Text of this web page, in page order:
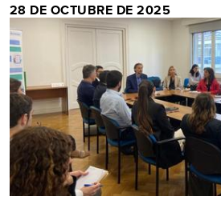
28 DE OCTUBRE DE 2025